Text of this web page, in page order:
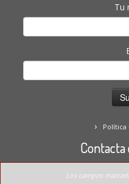
Tu
Política
Los campos